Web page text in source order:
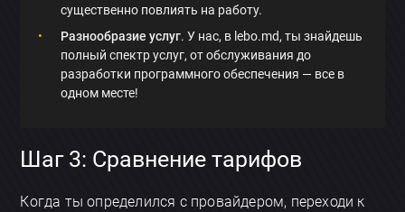
существенно повлиять на работу.
Разнообразие услуг. У нас, в lebo.md, ты знайдешь
полный спектр услуг, от обслуживания до
разработки программного обеспечения — все в
одном месте!
Шаг 3: Сравнение тарифов
Когда ты определился с провайдером, переходи к